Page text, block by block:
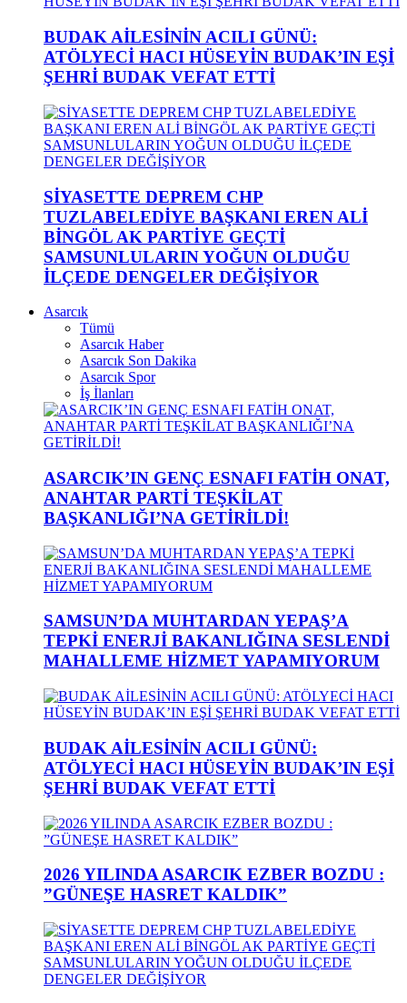
BUDAK AİLESİNİN ACILI GÜNÜ:
ATÖLYECİ HACI HÜSEYİN BUDAK’IN EŞİ
ŞEHRİ BUDAK VEFAT ETTİ
SİYASETTE DEPREM CHP
TUZLABELEDİYE BAŞKANI EREN ALİ
BİNGÖL AK PARTİYE GEÇTİ
SAMSUNLULARIN YOĞUN OLDUĞU
İLÇEDE DENGELER DEĞİŞİYOR
Asarcık
Tümü
Asarcık Haber
Asarcık Son Dakika
Asarcık Spor
İş İlanları
ASARCIK’IN GENÇ ESNAFI FATİH ONAT,
ANAHTAR PARTİ TEŞKİLAT
BAŞKANLIĞI’NA GETİRİLDİ!
SAMSUN’DA MUHTARDAN YEPAŞ’A
TEPKİ ENERJİ BAKANLIĞINA SESLENDİ
MAHALLEME HİZMET YAPAMIYORUM
BUDAK AİLESİNİN ACILI GÜNÜ:
ATÖLYECİ HACI HÜSEYİN BUDAK’IN EŞİ
ŞEHRİ BUDAK VEFAT ETTİ
2026 YILINDA ASARCIK EZBER BOZDU :
”GÜNEŞE HASRET KALDIK”